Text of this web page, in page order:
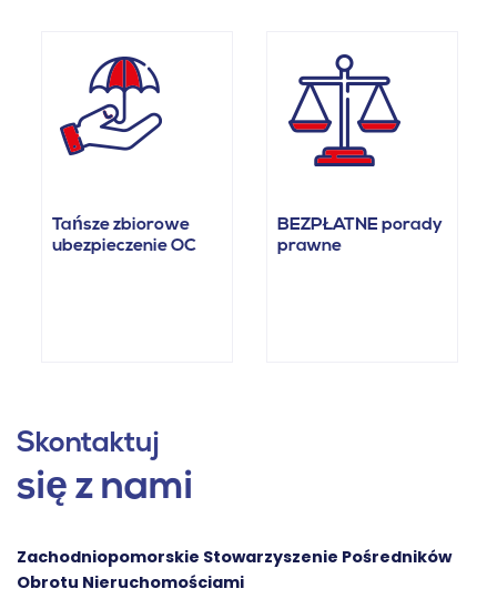
Tańsze zbiorowe
ubezpieczenie OC
BEZPŁATNE porady
prawne
Skontaktuj
się z nami
Zachodniopomorskie Stowarzyszenie Pośredników
Obrotu Nieruchomościami